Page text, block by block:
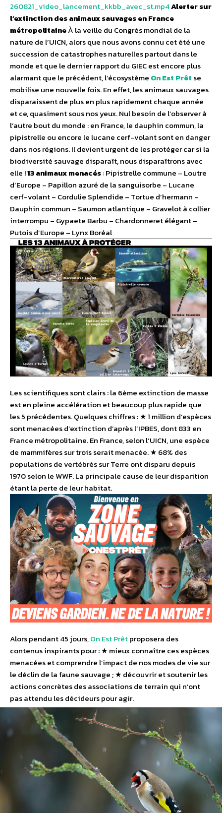
260821_video_lancement_kkbb_avec_st.mp4Alerter sur
l’extinction des animaux sauvages en France
métropolitaineÀ la veille du Congrès mondial de la
nature de l’UICN, alors que nous avons connu cet été une
succession de catastrophes naturelles partout dans le
monde et que le dernier rapport du GIEC est encore plus
alarmant que le précédent, l’écosystème On Est Prêt se
mobilise une nouvelle fois. En effet, les animaux sauvages
disparaissent de plus en plus rapidement chaque année
et ce, quasiment sous nos yeux. Nul besoin de l’observer à
l’autre bout du monde : en France, le dauphin commun, la
pipistrelle ou encore le lucane cerf-volant sont en danger
dans nos régions. Il devient urgent de les protéger car si la
biodiversité sauvage disparaît, nous disparaîtrons avec
elle !13 animaux menacés: Pipistrelle commune – Loutre
d’Europe – Papillon azuré de la sanguisorbe – Lucane
cerf-volant – Cordulie Splendide – Tortue d’hermann –
Dauphin commun – Saumon atlantique – Gravelot à collier
interrompu – Gypaete Barbu – Chardonneret élégant –
Putois d’Europe – Lynx Boréal
Les scientifiques sont clairs : la 6ème extinction de masse
est en pleine accélération et beaucoup plus rapide que
les 5 précédentes. Quelques chiffres : ★ 1 million d’espèces
sont menacées d’extinction d’après l’IPBES, dont 833 en
France métropolitaine. En France, selon l’UICN, une espèce
de mammifères sur trois serait menacée. ★ 68% des
populations de vertébrés sur Terre ont disparu depuis
1970 selon le WWF. La principale cause de leur disparition
étant la perte de leur habitat.
Alors pendant 45 jours,On Est Prêtproposera des
contenus inspirants pour : ★ mieux connaître ces espèces
menacées et comprendre l’impact de nos modes de vie sur
le déclin de la faune sauvage ; ★ découvrir et soutenir les
actions concrètes des associations de terrain qui n’ont
pas attendu les décideurs pour agir.